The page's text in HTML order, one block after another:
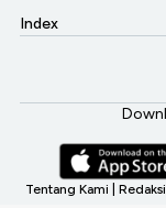
Index
Tentang Kami Redaksi